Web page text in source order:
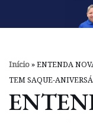
o
conteúdo
Início»ENTENDA
TEM SAQUE-